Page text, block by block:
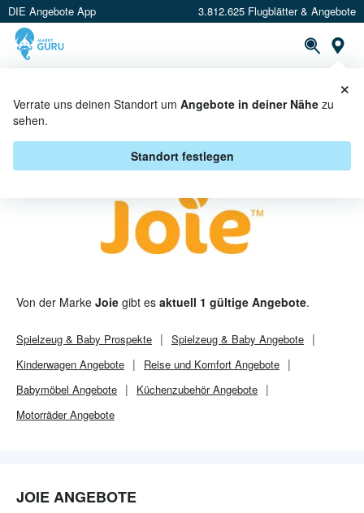
DIE Angebote App 3.812.625 Flugblätter & Angebote
Verrate uns deinen Standort um Angebote in deiner Nähe zu
sehen.
Standort festlegen
×
JOIE ANGEBOTE & AKTIONEN
Von der Marke Joie gibt es aktuell 1 gültige Angebote.
Spielzeug & Baby Prospekte Spielzeug & Baby Angebote
Kinderwagen Angebote
Reise und Komfort Angebote
Babymöbel Angebote
Küchenzubehör Angebote
Motorräder Angebote
JOIE ANGEBOTE